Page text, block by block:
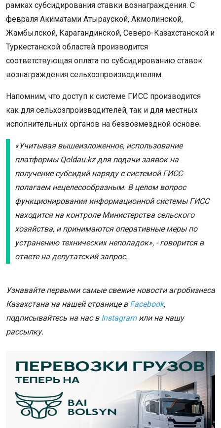
рамках субсидирования ставки вознаграждения. С
февраля Акиматами Атырауской, Акмолинской,
Жамбылской, Карагандинской, Северо-Казахстанской и
Туркестанской областей производится
соответствующая оплата по субсидированию ставок
вознаграждения сельхозпроизводителям.
Напомним, что доступ к системе ГИСС производится
как для сельхозпроизводителей, так и для местных
исполнительных органов на безвозмездной основе.
«Учитывая вышеизложенное, использование
платформы Qoldau.kz для подачи заявок на
получение субсидий наряду с системой ГИСС
полагаем нецелесообразным. В целом вопрос
функционирования информационной системы ГИСС
находится на контроле Министерства сельского
хозяйства, и принимаются оперативные меры по
устранению технических неполадок», - говорится в
ответе на депутатский запрос.
Узнавайте первыми самые свежие новости агробизнеса
Казахстана на нашей странице в Facebook,
подписывайтесь на нас в Instagramили на нашу
рассылку.